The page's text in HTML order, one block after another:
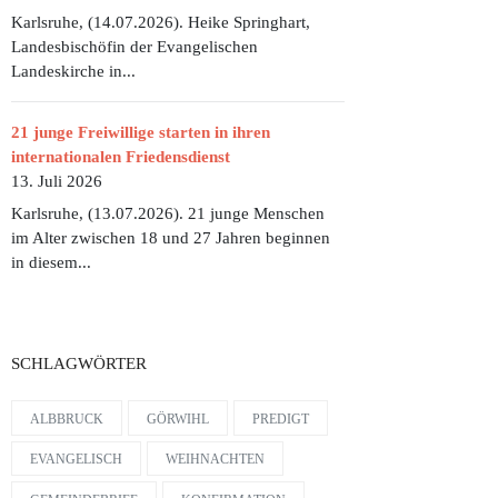
DAS SCHULJAHR BEENDEN UND FEIERN
Karlsruhe, (14.07.2026). Heike Springhart,
Landesbischöfin der Evangelischen
Landeskirche in...
21 junge Freiwillige starten in ihren
internationalen Friedensdienst
13. Juli 2026
Karlsruhe, (13.07.2026). 21 junge Menschen
im Alter zwischen 18 und 27 Jahren beginnen
in diesem...
SCHLAGWÖRTER
ALBBRUCK GÖRWIHL PREDIGT
EVANGELISCH WEIHNACHTEN